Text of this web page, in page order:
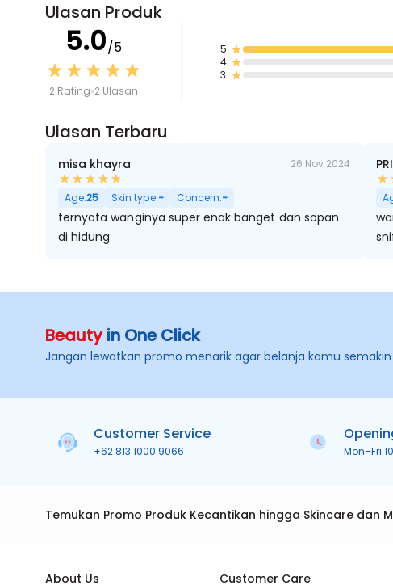
Ulasan Produk
5.0/5
2 Rating 2 Ulasan
5
4
3
Ulasan Terbaru
misa khayra 26 Nov 2024
Age:25 Skin type:- Concern:-
ternyata wanginya super enak banget dan sopan
di hidung
Beautyin One Click
Jangan lewatkan promo menarik agar belanja kamu
Customer Service
+62 813 1000 9066 Mon–Fri
Temukan Promo Produk Kecantikan hingga Skincare dan
About Us Customer Care